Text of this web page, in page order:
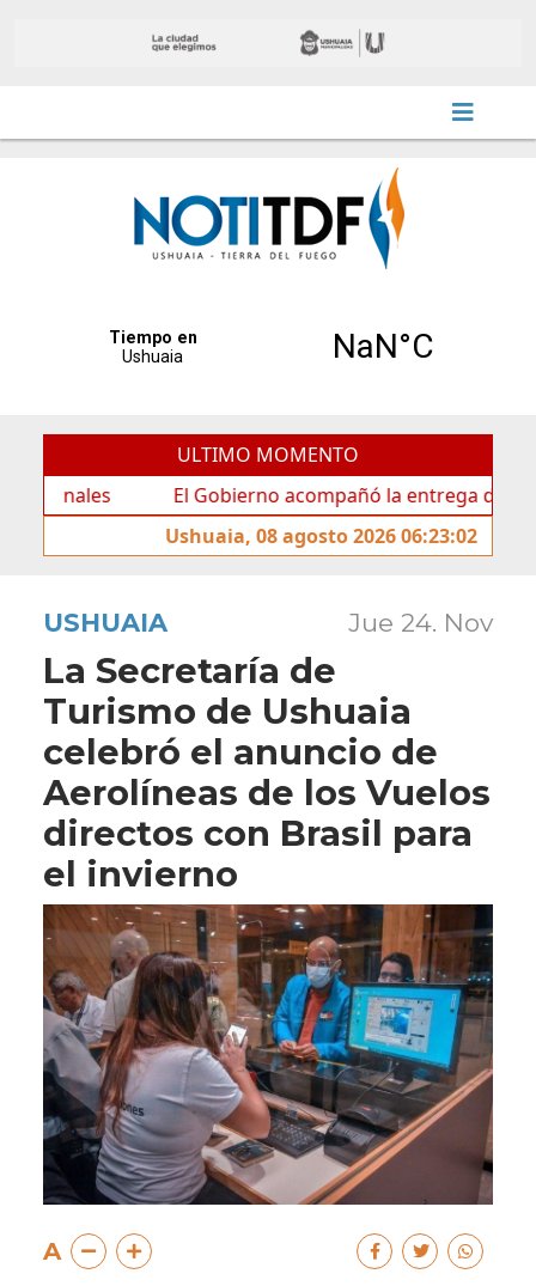
ULTIMO MOMENTO
El Gobierno acompañó la entrega de nueva
Ushuaia, 08 agosto 2026 06:23:02
USHUAIA Jue 24. Nov
La Secretaría de
Turismo de Ushuaia
celebró el anuncio de
Aerolíneas de los Vuelos
directos con Brasil para
el invierno
A